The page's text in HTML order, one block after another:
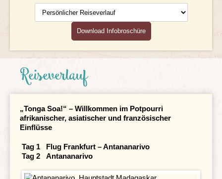
Reisedokumente
Klima und Geografie
Reiseverlauf
Download Infobroschüre
Reiseverlauf
„Tonga Soa!“ – Willkommen im Potpourri
afrikanischer, asiatischer und französischer
Einflüsse
Tag 1 Flug Frankfurt – Antananarivo
Tag 2 Antananarivo